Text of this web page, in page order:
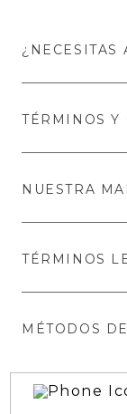
¿NECESITAS
TÉRMINOS Y
NUESTRA
TÉRMINOS
MÉTODOS